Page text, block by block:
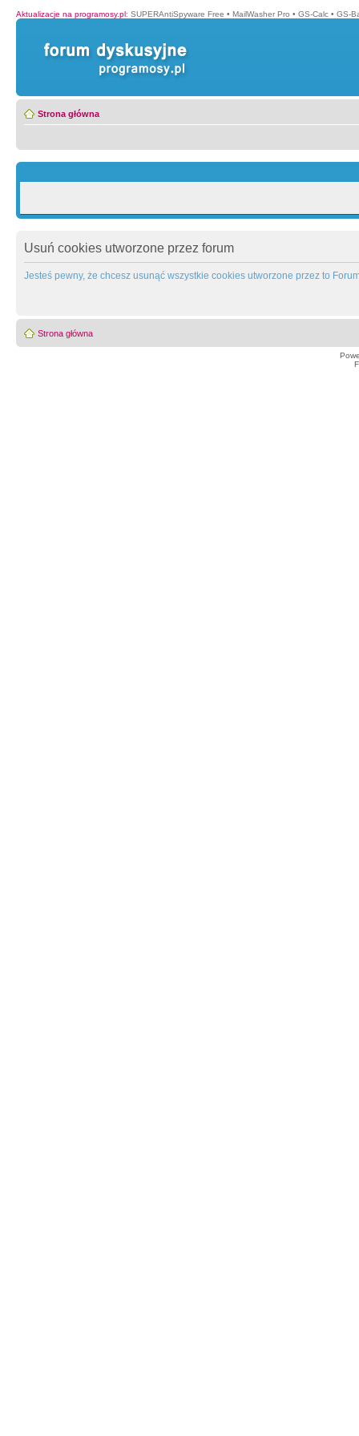
Aktualizacje na programosy.pl: SUPERAntiSpyware Free • MailWasher Pro • GS-Calc • GS-
Strona główna
Usuń cookies utworzone przez forum
Jesteś pewny, że chcesz usunąć wszystkie cookies utworzone przez to
Strona główna